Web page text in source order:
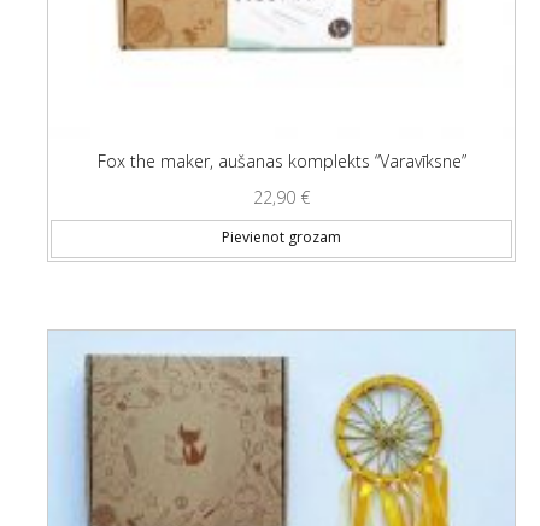
Fox the maker, aušanas komplekts “Varavīksne”
22,90 €
Pievienot grozam